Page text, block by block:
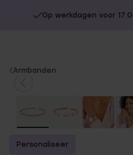
Op werkdagen voor
You
Armbanden
Personaliseer